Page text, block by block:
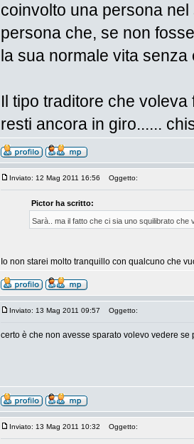
coinvolto una persona
persona che, se non
la sua normale vita
Il tipo traditore che
resti ancora in giro......
Inviato: 12 Mag 2011 16:56 Oggetto:
Pictor ha scritto:
Sarà.. ma il fatto che ci sia uno squilibrato che
Io non starei molto tranquillo con qualcuno che
Inviato: 13 Mag 2011 09:57 Oggetto:
certo è che non avesse sparato volevo vedere se
Inviato: 13 Mag 2011 10:32 Oggetto: